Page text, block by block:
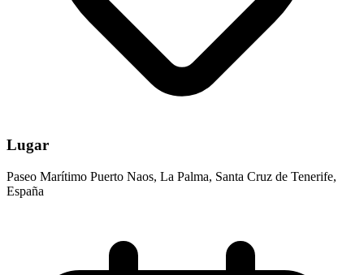
Lugar
Paseo Marítimo Puerto Naos, La Palma, Santa Cruz de Tenerife,
España